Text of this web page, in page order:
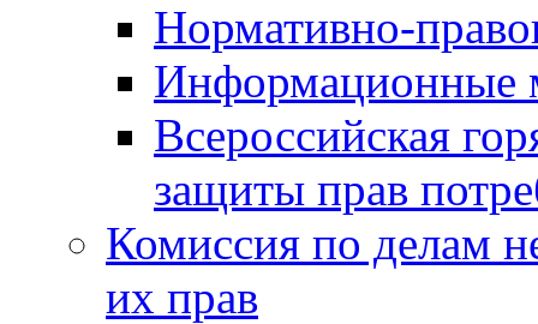
Нормативно-
Информационные
Всероссийская
защиты прав
Комиссия по делам
их прав